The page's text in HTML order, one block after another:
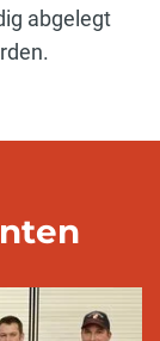
abgelegt